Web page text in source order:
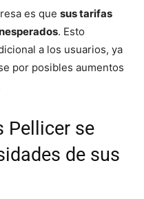
es que sus tarifas
. Esto
a los usuarios, ya
por posibles aumentos
Pellicer se
de sus